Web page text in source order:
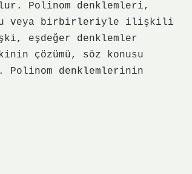
Polinom denklemleri,
veya birbirleriyle ilişkili
eşdeğer denklemler
çözümü, söz konusu
denklemlerinin